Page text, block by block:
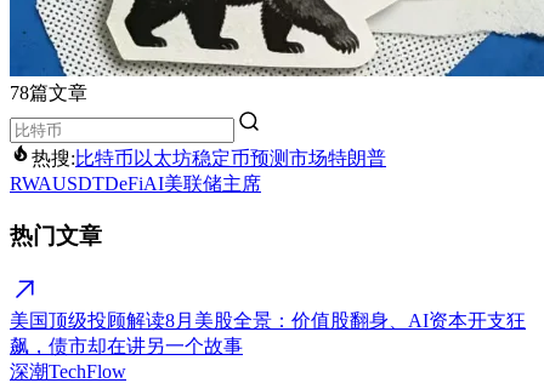
78篇文章
热搜:比特币 以太坊稳定币预测市场特朗普
RWAUSDTDeFiAI美联储主席
热门文章
美国顶级投顾解读8月美股全景：价值股翻身、AI资本开支狂
飙，债市却在讲另一个故事
深潮TechFlow